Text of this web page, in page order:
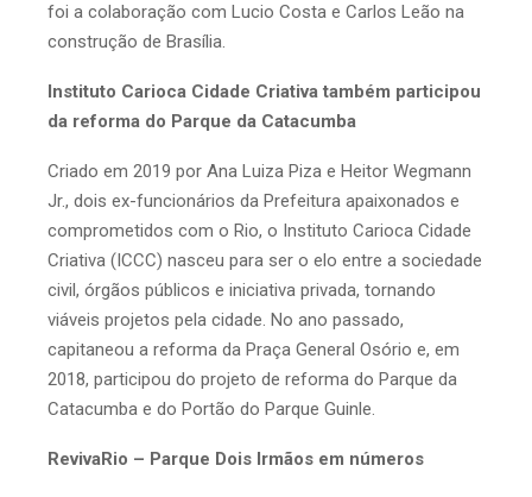
foi a colaboração com Lucio Costa e Carlos Leão na
construção de Brasília.
Instituto Carioca Cidade Criativa também participou
da reforma do Parque da Catacumba
Criado em 2019 por Ana Luiza Piza e Heitor Wegmann
Jr., dois ex-funcionários da Prefeitura apaixonados e
comprometidos com o Rio, o Instituto Carioca Cidade
Criativa (ICCC) nasceu para ser o elo entre a sociedade
civil, órgãos públicos e iniciativa privada, tornando
viáveis projetos pela cidade. No ano passado,
capitaneou a reforma da Praça General Osório e, em
2018, participou do projeto de reforma do Parque da
Catacumba e do Portão do Parque Guinle.
RevivaRio – Parque Dois Irmãos em números